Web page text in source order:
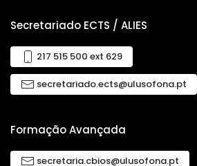
Secretariado ECTS / ALIES
217 515 500 ext 629
secretariado.ects@ulusofona.pt
Formação Avançada
secretaria.cbios@ulusofona.pt